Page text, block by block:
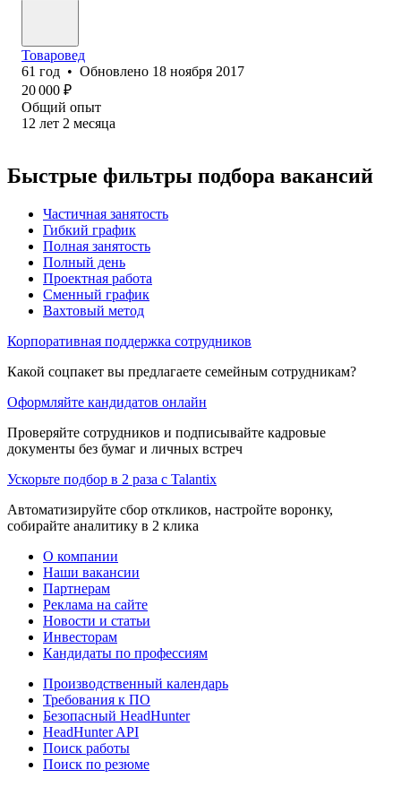
Товаровед
61 год • Обновлено 18 ноября 2017
20 000 ₽
Общий опыт
12 лет 2 месяца
Быстрые фильтры подбора вакансий
Частичная занятость
Гибкий график
Полная занятость
Полный день
Проектная работа
Сменный график
Вахтовый метод
Корпоративная поддержка сотрудников
Какой соцпакет вы предлагаете семейным сотрудникам?
Оформляйте кандидатов онлайн
Проверяйте сотрудников и подписывайте кадровые
документы без бумаг и личных встреч
Ускорьте подбор в 2 раза с Talantix
Автоматизируйте сбор откликов, настройте воронку,
собирайте аналитику в 2 клика
О компании
Наши вакансии
Партнерам
Реклама на сайте
Новости и статьи
Инвесторам
Кандидаты по профессиям
Производственный календарь
Требования к ПО
Безопасный HeadHunter
HeadHunter API
Поиск работы
Поиск по резюме